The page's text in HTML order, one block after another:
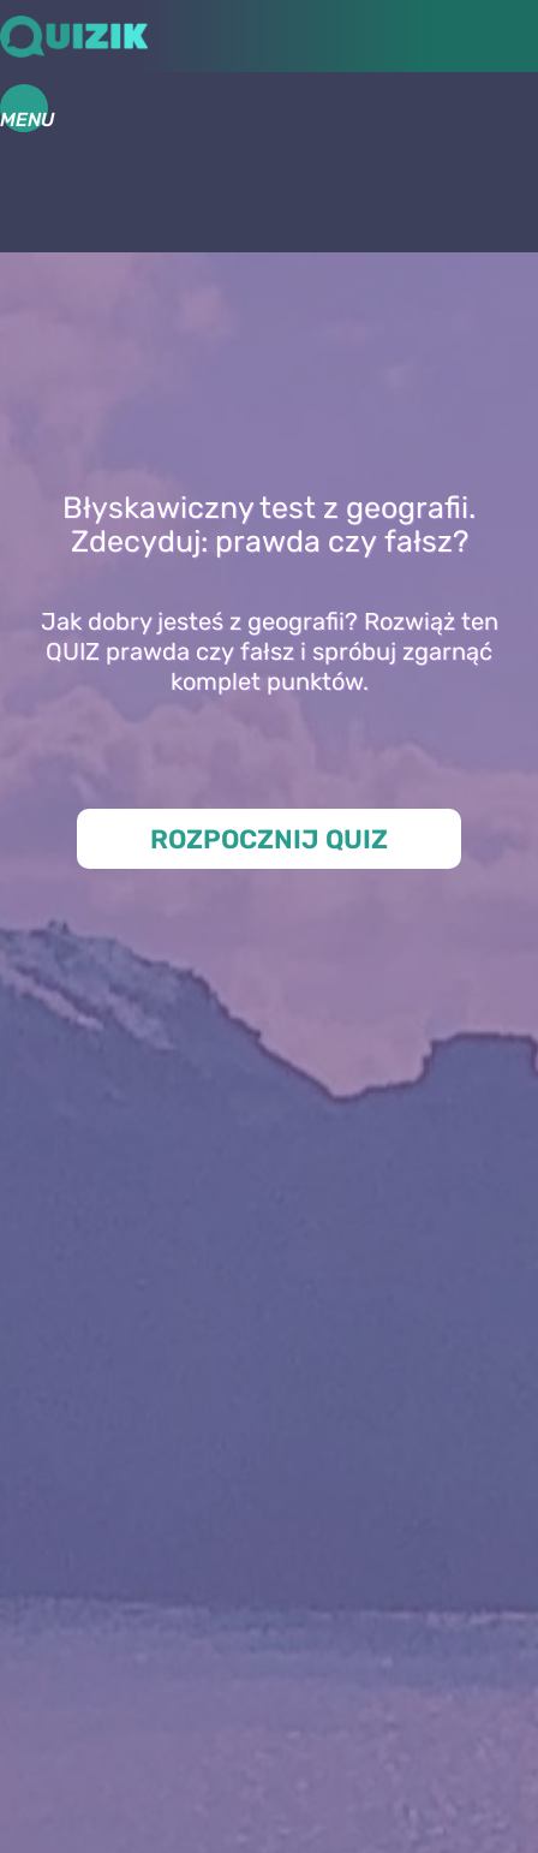
MENU
Błyskawiczny test z geografii.
Zdecyduj: prawda czy fałsz?
Jak dobry jesteś z geografii? Rozwiąż ten
QUIZ prawda czy fałsz i spróbuj zgarnąć
komplet punktów.
ROZPOCZNIJ QUIZ